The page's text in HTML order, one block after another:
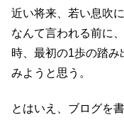
近い将来、若い息吹
なんて言われる前に
時、最初の1歩の踏
みようと思う。
とはいえ、ブログを